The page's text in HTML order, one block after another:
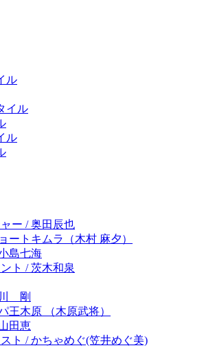
ル
イル
ル
ー / 奥田辰也
ートキムラ（木村 麻夕）
島七海
ト / 茨木和泉
剛
王木原 （木原武将）
田恵
ト / かちゃめぐ(笠井めぐ美)